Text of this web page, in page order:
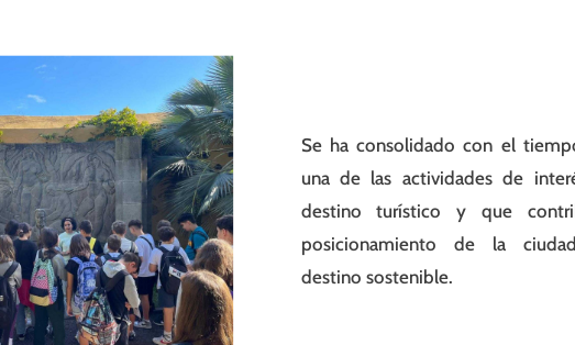
Se ha consolidado con el
una de las actividades de
destino turístico y que
posicionamiento de la
destino sostenible.